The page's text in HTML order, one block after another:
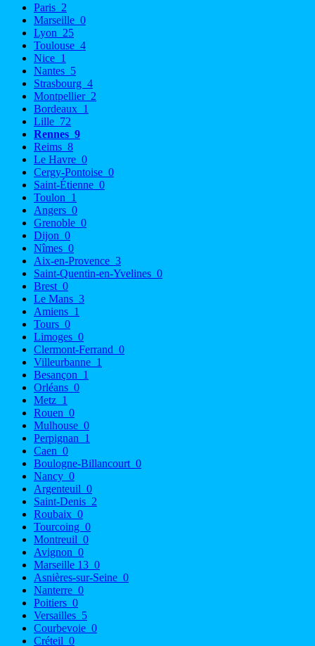
Paris 2
Marseille 0
Lyon 25
Toulouse 4
Nice 1
Nantes 5
Strasbourg 4
Montpellier 2
Bordeaux 1
Lille 72
Rennes 9
Reims 8
Le Havre 0
Cergy-Pontoise 0
Saint-Étienne 0
Toulon 1
Angers 0
Grenoble 0
Dijon 0
Nîmes 0
Aix-en-Provence 3
Saint-Quentin-en-Yvelines 0
Brest 0
Le Mans 3
Amiens 1
Tours 0
Limoges 0
Clermont-Ferrand 0
Villeurbanne 1
Besançon 1
Orléans 0
Metz 1
Rouen 0
Mulhouse 0
Perpignan 1
Caen 0
Boulogne-Billancourt 0
Nancy 0
Argenteuil 0
Saint-Denis 2
Roubaix 0
Tourcoing 0
Montreuil 0
Avignon 0
Marseille 13 0
Asnières-sur-Seine 0
Nanterre 0
Poitiers 0
Versailles 5
Courbevoie 0
Créteil 0